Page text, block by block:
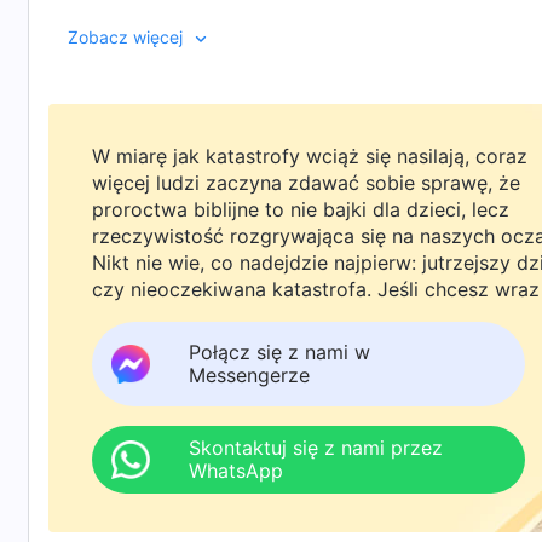
wiecznego, i że tylko podążając za Chrystusem dni
ostatecznych i powitał Pana.
Zobacz więcej
W miarę jak katastrofy wciąż się nasilają, coraz
więcej ludzi zaczyna zdawać sobie sprawę, że
proroctwa biblijne to nie bajki dla dzieci, lecz
rzeczywistość rozgrywająca się na naszych
Nikt nie wie, co nadejdzie najpierw: jutrzejszy
czy nieoczekiwana katastrofa. Jeśli chcesz
rodziną powitać powrót Pana i znaleźć
bezpieczeństwo pod Bożą ochroną, kliknij
WhatsAppa lub Messengera, aby dołączyć do
naszej grupy studyjnej. Nie odkładaj tego do jutra.
Połącz się z nami w
Messengerze
Skontaktuj się z nami przez
WhatsApp